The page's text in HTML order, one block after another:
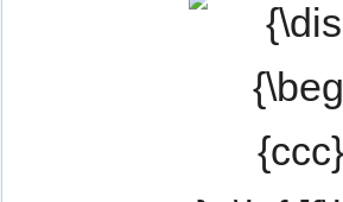
{\displaystyle
_{1}\mathbf {x}